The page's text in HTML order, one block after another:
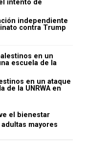
independiente
contra Trump
en un ataque
de la UNRWA en
el bienestar
mayores